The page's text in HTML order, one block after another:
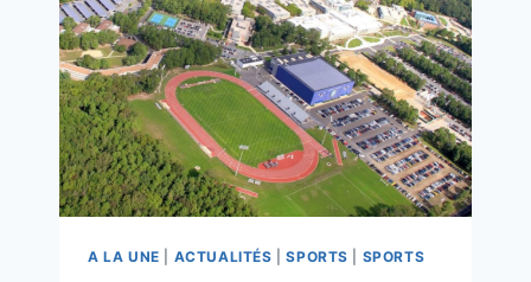
A LA UNE ACTUALITÉS |SPORTS SPORTS